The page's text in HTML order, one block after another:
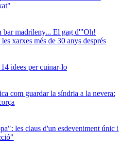
bar madrileny... El gag d'"Oh!
xarxes més de 30 anys després
idees per cuinar-lo
com guardar la síndria a la nevera:
les claus d'un esdeveniment únic i